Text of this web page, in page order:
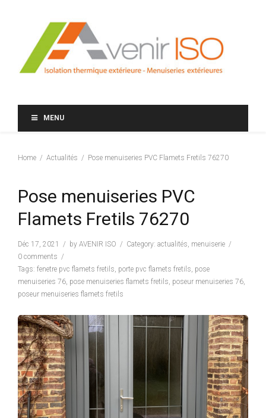
MENU
Home Actualités Pose menuiseries PVC Flamets Fretils 76270
Pose menuiseries PVC
Flamets Fretils 76270
Déc 17, 2021 by AVENIR ISO Category: actualités, menuiserie
0 comments
Tags: fenetre pvc flamets fretils, porte pvc flamets fretils, pose
menuiseries 76, pose menuiseries flamets fretils, poseur menuiseries 76,
poseur menuiseries flamets fretils